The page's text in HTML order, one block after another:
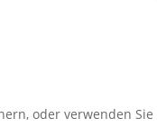
oder verwenden